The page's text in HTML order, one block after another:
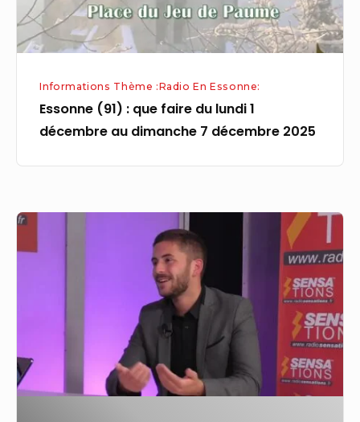
décembre
au
décembre
2025
Informations Thème :Radio En Essonne:
Essonne (91) : que faire du lundi 1
décembre au dimanche 7 décembre 2025
Relevé